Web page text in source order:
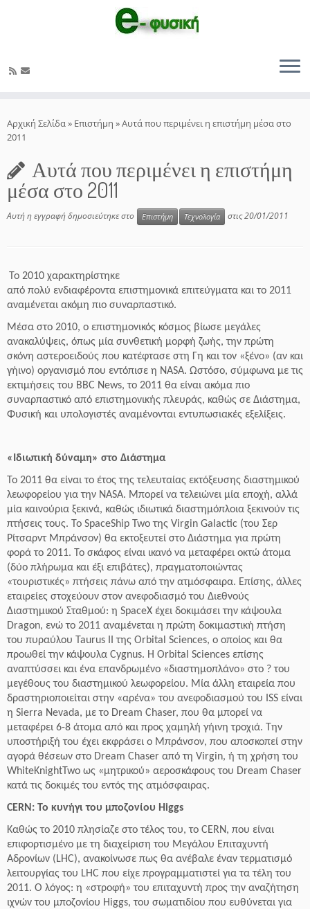
στο
περιεχόμενο
Αρχική Σελίδα» Επιστήμη »Αυτά που περιμένει η επιστήμη μέσα στο
2011
Αυτά που περιμένει η επιστήμη
μέσα στο 2011
Αυτή η εγγραφή δημοσιεύτηκε στο Επιστήμη Τεχνολογία στις20/01/2011
Το 2010 χαρακτηρίστηκε
από πολύ ενδιαφέροντα επιστημονικά επιτεύγματα και το 2011
αναμένεται ακόμη πιο συναρπαστικό.
Μέσα στο 2010, ο επιστημονικός κόσμος βίωσε μεγάλες
ανακαλύψεις, όπως μία συνθετική μορφή ζωής, την πρώτη
σκόνη αστεροειδούς που κατέφτασε στη Γη και τον «ξένο» (αν και
γήινο) οργανισμό που εντόπισε η NASA. Ωστόσο, σύμφωνα με τις
εκτιμήσεις του BBC News, το 2011 θα είναι ακόμα πιο
συναρπαστικό από επιστημονικής πλευράς, καθώς σε Διάστημα,
Φυσική και υπολογιστές αναμένονται εντυπωσιακές εξελίξεις.
«Ιδιωτική δύναμη» στο Διάστημα
Το 2011 θα είναι το έτος της τελευταίας εκτόξευσης διαστημικού
λεωφορείου για την NASA. Μπορεί να τελειώνει μία εποχή, αλλά
μία καινούρια ξεκινά, καθώς ιδιωτικά διαστημόπλοια ξεκινούν τις
πτήσεις τους. Το SpaceShip Two της Virgin Galactic (του Σερ
Ρίτσαρντ Μπράνσον) θα εκτοξευτεί στο Διάστημα για πρώτη
φορά το 2011. Το σκάφος είναι ικανό να μεταφέρει οκτώ άτομα
(δύο πλήρωμα και έξι επιβάτες), πραγματοποιώντας
«τουριστικές» πτήσεις πάνω από την ατμόσφαιρα. Επίσης, άλλες
εταιρείες στοχεύουν στον ανεφοδιασμό του Διεθνούς
Διαστημικού Σταθμού: η SpaceX έχει δοκιμάσει την κάψουλα
Dragon, ενώ το 2011 αναμένεται η πρώτη δοκιμαστική πτήση
του πυραύλου Taurus II της Orbital Sciences, ο οποίος και θα
προωθεί την κάψουλα Cygnus. Η Orbital Sciences επίσης
αναπτύσσει και ένα επανδρωμένο «διαστημοπλάνο» στο ? του
μεγέθους του διαστημικού λεωφορείου. Μία άλλη εταιρεία που
δραστηριοποιείται στην «αρένα» του ανεφοδιασμού του ISS είναι
η Sierra Nevada, με το Dream Chaser, που θα μπορεί να
μεταφέρει 6-8 άτομα από και προς χαμηλή γήινη τροχιά. Την
υποστήριξή του έχει εκφράσει ο Μπράνσον, που αποσκοπεί στην
αγορά θέσεων στο Dream Chaser από τη Virgin, ή τη χρήση του
WhiteKnightTwo ως «μητρικού» αεροσκάφους του Dream Chaser
κατά τις δοκιμές του εντός της ατμόσφαιρας.
CERN: Το κυνήγι του μποζονίου Higgs
Καθώς το 2010 πλησίαζε στο τέλος του, το CERN, που είναι
επιφορτισμένο με τη διαχείριση του Μεγάλου Επιταχυντή
Αδρονίων (LHC), ανακοίνωσε πως θα ανέβαλε έναν τερματισμό
λειτουργίας του LHC που είχε προγραμματιστεί για τα τέλη του
2011. Ο λόγος: η «στροφή» του επιταχυντή προς την αναζήτηση
ιχνών του μποζονίου Higgs, του σωματιδίου που ευθύνεται για